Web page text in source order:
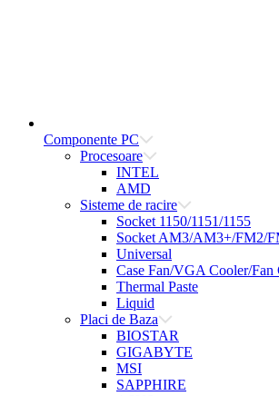
Componente PC
Procesoare
INTEL
AMD
Sisteme de racire
Socket 1150/1151/1155
Socket AM3/AM3+/FM2/
Universal
Case Fan/VGA Cooler/Fan
Thermal Paste
Liquid
Placi de Baza
BIOSTAR
GIGABYTE
MSI
SAPPHIRE